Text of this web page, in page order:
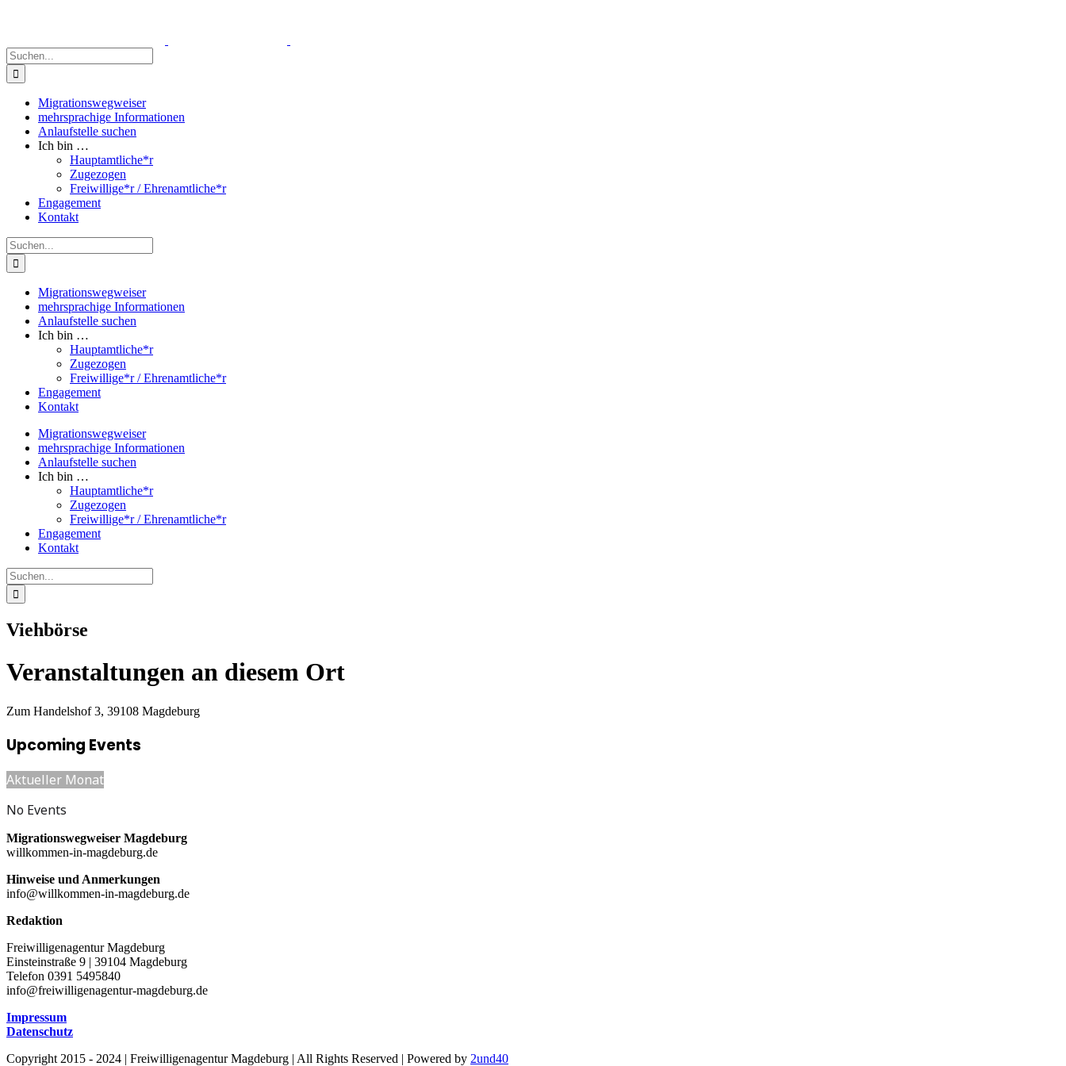
Suche
nach:
Migrationswegweiser
mehrsprachige Informationen
Anlaufstelle suchen
Ich bin …
Hauptamtliche*r
Zugezogen
Freiwillige*r / Ehrenamtliche*r
Engagement
Kontakt
Suche
nach:
Migrationswegweiser
mehrsprachige Informationen
Anlaufstelle suchen
Ich bin …
Hauptamtliche*r
Zugezogen
Freiwillige*r / Ehrenamtliche*r
Engagement
Kontakt
Migrationswegweiser
mehrsprachige Informationen
Anlaufstelle suchen
Ich bin …
Hauptamtliche*r
Zugezogen
Freiwillige*r / Ehrenamtliche*r
Engagement
Kontakt
Suche
nach:
Viehbörse
Veranstaltungen an diesem Ort
Zum Handelshof 3, 39108 Magdeburg
Upcoming Events
Aktueller Monat
No Events
Migrationswegweiser Magdeburg
willkommen-in-magdeburg.de
Hinweise und Anmerkungen
info@willkommen-in-magdeburg.de
Redaktion
Freiwilligenagentur Magdeburg
Einsteinstraße 9 | 39104 Magdeburg
Telefon 0391 5495840
info@freiwilligenagentur-magdeburg.de
Impressum
Datenschutz
Copyright 2015 - 2024 | Freiwilligenagentur Magdeburg | All Rights Reserved | Powered by 2und40